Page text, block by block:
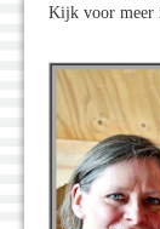
Kijk voor meer